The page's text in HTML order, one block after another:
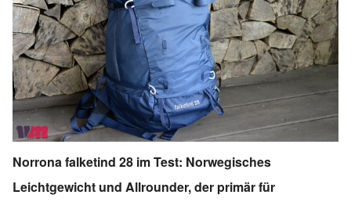
Norrona falketind 28 im Test: Norwegisches
Leichtgewicht und Allrounder, der primär für